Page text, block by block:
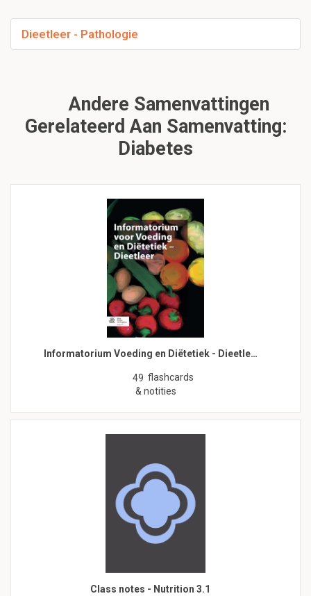
Dieetleer - Pathologie
Andere Samenvattingen
Gerelateerd Aan Samenvatting:
Diabetes
Informatorium Voeding en Diëtetiek - Dieetle…
49 flashcards
& notities
Class notes - Nutrition 3.1